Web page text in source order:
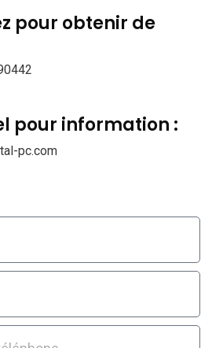
pour obtenir de
pour information :
pc.com